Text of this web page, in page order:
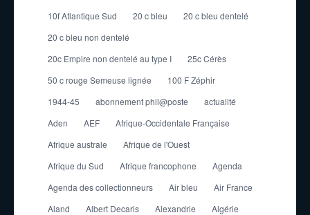
10f Atlantique Sud 20 c bleu
20 c bleu dentelé
20 c bleu non dentelé
20c Empire non dentelé au type I
25c Cérès
50 c rouge Semeuse lignée
100 F Zéphir
1944-45
abonnement phil@poste
actualité
Aden
AEF
Afrique-Occidentale Française
Afrique australe
Afrique de l'Ouest
Afrique du Sud
Afrique francophone
Agenda
Agenda des collectionneurs
Air bleu
Air France
Aland
Albert Decaris Alexandrie
Algérie